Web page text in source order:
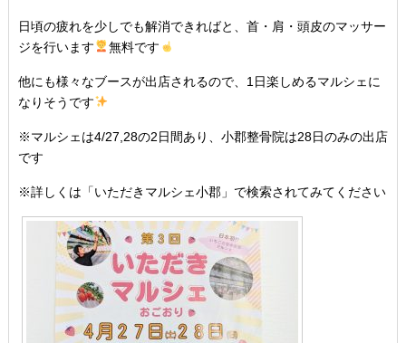
日頃の疲れを少しでも解消できればと、首・肩・頭皮のマッサー
ジを行います
無料です
他にも様々なブースが出店されるので、1日楽しめるマルシェに
なりそうです
※マルシェは4/27,28の2日間あり、小郡整骨院は28日のみの出店
です
※詳しくは「いただきマルシェ小郡」で検索されてみてください